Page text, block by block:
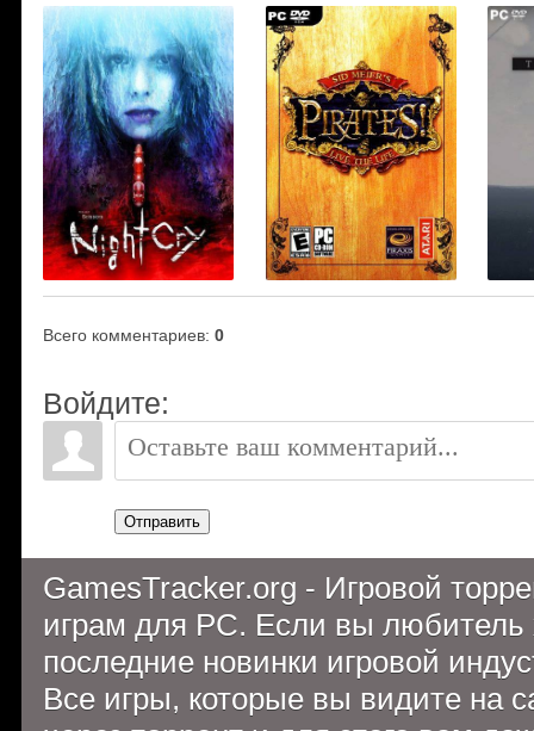
Всего комментариев: 0
Войдите:
Отправить
GamesTracker.org - Игровой
играм для PC. Если вы
последние новинки игровой
Все игры, которые вы видите на